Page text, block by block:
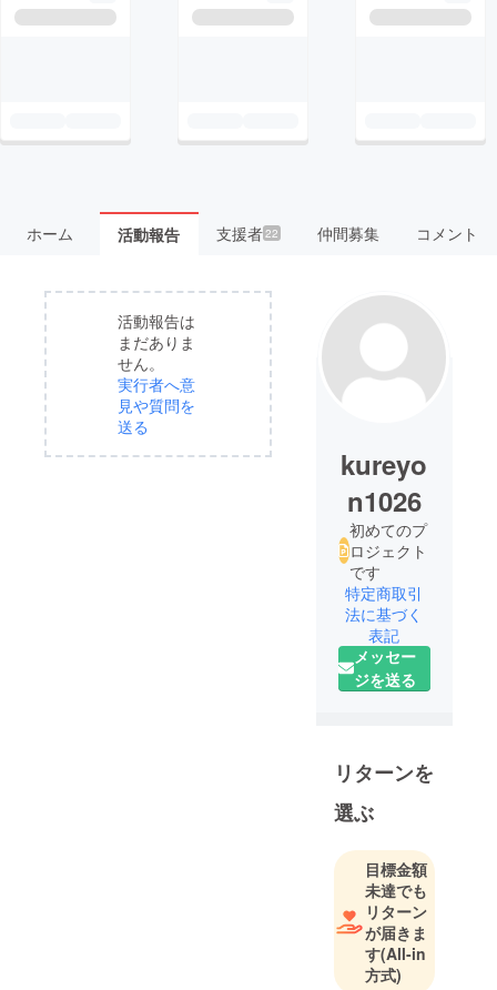
ホーム 活動報告 支援者22 仲間募集 コメント
活動報告は
まだありま
せん。
実行者へ意
見や質問を
送る
kureyo
n1026
初めてのプ
ロジェクト
です
特定商取引
法に基づく
表記
メッセー
ジを送る
リターンを
選ぶ
目標金額
未達でも
リターン
が届きま
す(All-in
方式)